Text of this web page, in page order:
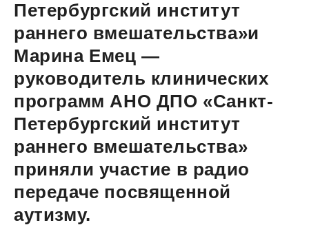
Петербургский институт
раннего вмешательства»и
Марина Емец —
руководитель клинических
программ АНО ДПО «Санкт-
Петербургский институт
раннего вмешательства»
приняли участие в радио
передаче посвященной
аутизму.